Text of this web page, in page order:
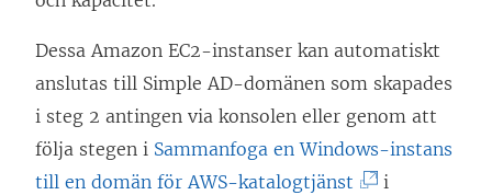
r
)
Dessa Amazon EC2-instanser kan automatiskt
anslutas till Simple AD-domänen som skapades
i steg 2 antingen via konsolen eller genom att
följa stegen i Sammanfoga en Windows-instans
till en domän för AWS-katalogtjänst
i